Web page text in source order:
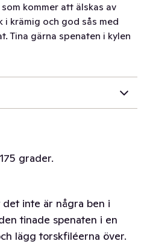
kommer att älskas av
i krämig och god sås med
Tina gärna spenaten i kylen
grader.
det inte är några ben i
tinade spenaten i en
lägg torskfiléerna över.